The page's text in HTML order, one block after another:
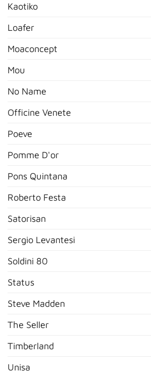
Kaotiko
Loafer
Moaconcept
Mou
No Name
Officine Venete
Poeve
Pomme D'or
Pons Quintana
Roberto Festa
Satorisan
Sergio Levantesi
Soldini 80
Status
Steve Madden
The Seller
Timberland
Unisa